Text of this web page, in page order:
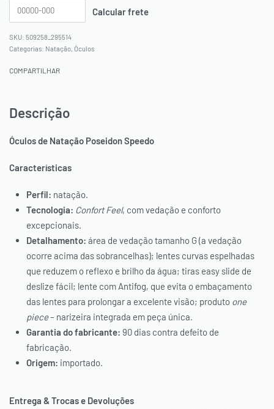
509258_295514
Categorias: Natação Óculos
COMPARTILHAR
Descrição
Óculos de Natação Poseidon Speedo
Características
Perfil: natação.
Tecnologia: Confort Feel, com vedação e conforto
excepcionais.
Detalhamento: área de vedação tamanho G (a vedação
ocorre acima das sobrancelhas); lentes curvas espelhadas
que reduzem o reflexo e brilho da água; tiras easy slide de
deslize fácil; lente com Antifog, que evita o embaçamento
das lentes para prolongar a excelente visão; produto one
piece– narizeira integrada em peça única.
Garantia do fabricante: 90 dias contra defeito de
fabricação.
Origem: importado.
Entrega & Trocas e Devoluções